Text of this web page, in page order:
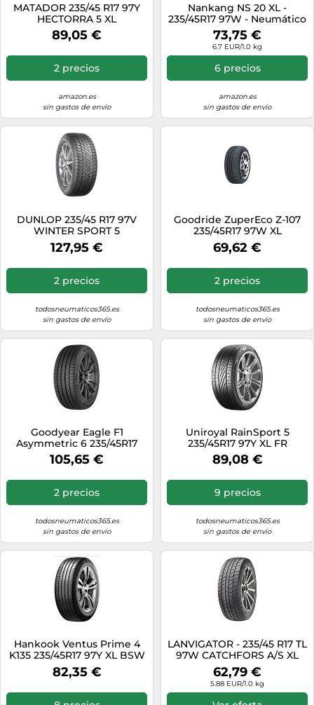
MATADOR 235/45 R17 97Y
HECTORRA 5 XL
89,05 €
2 precios
amazon.es
sin gastos de envío
Nankang NS 20 XL -
235/45R17 97W - Neumático
de Verano
73,75 €
6.7 EUR/1.0 kg
6 precios
amazon.es
sin gastos de envío
DUNLOP 235/45 R17 97V
WINTER SPORT 5
127,95 €
2 precios
todosneumaticos365.es
sin gastos de envío
Goodride ZuperEco Z-107
235/45R17 97W XL
69,62 €
2 precios
todosneumaticos365.es
sin gastos de envío
Goodyear Eagle F1
Asymmetric 6 235/45R17
94Y BSW
105,65 €
2 precios
todosneumaticos365.es
sin gastos de envío
Uniroyal RainSport 5
235/45R17 97Y XL FR
89,08 €
9 precios
todosneumaticos365.es
sin gastos de envío
Hankook Ventus Prime 4
K135 235/45R17 97Y XL BSW
82,35 €
LANVIGATOR - 235/45 R17 TL
97W CATCHFORS A/S XL
BSW M+S 3PMSF -
Neumáticos para todo el
año
62,79 €
5.88 EUR/1.0 kg